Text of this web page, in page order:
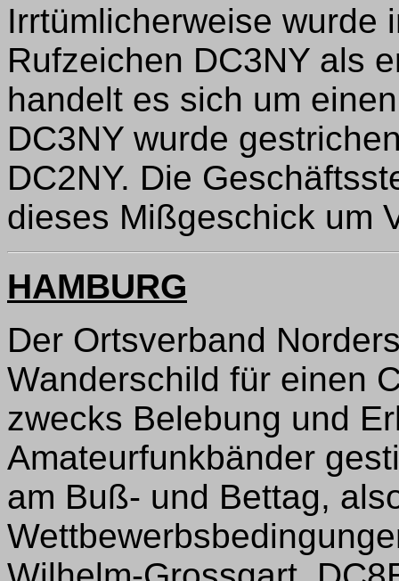
Irrtümlicherweise wurde
Rufzeichen DC3NY als
handelt es sich um
DC3NY wurde
DC2NY. Die
dieses Mißgeschick um
HAMBURG
Der Ortsverband
Wanderschild für einen
zwecks Belebung und
Amateurfunkbänder
am Buß- und Bettag,